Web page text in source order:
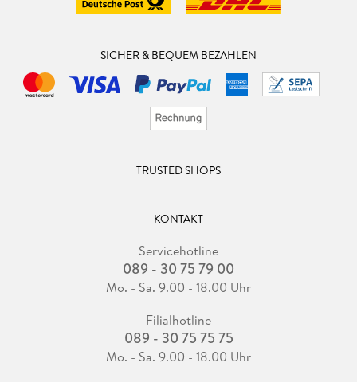
SICHER & BEQUEM BEZAHLEN
TRUSTED SHOPS
KONTAKT
Servicehotline
089 - 30 75 79 00
Mo. - Sa. 9.00 - 18.00 Uhr
Filialhotline
089 - 30 75 75 75
Mo. - Sa. 9.00 - 18.00 Uhr